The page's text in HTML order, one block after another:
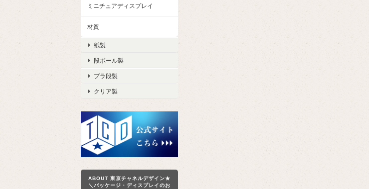
ミニチュアディスプレイ
材質
紙製
段ボール製
プラ段製
クリア製
ABOUT 東京チャネルデザイン★
＼パッケージ・ディスプレイのお